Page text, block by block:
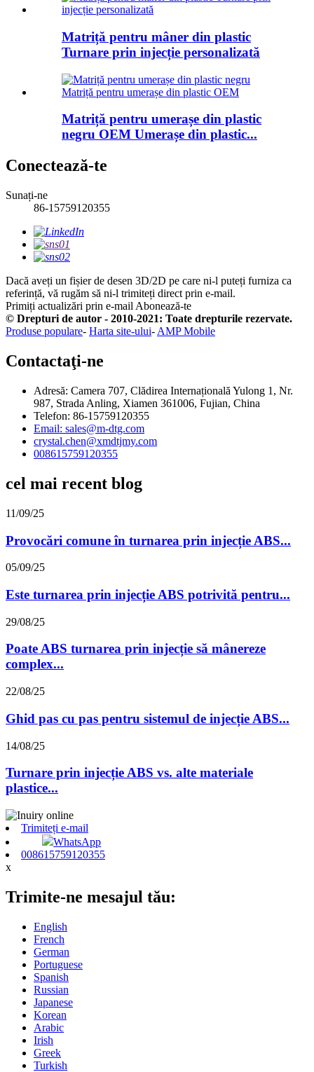
Matriță pentru mâner din plastic
Turnare prin injecție personalizată
Matriță pentru umerașe din plastic
negru OEM Umerașe din plastic...
Conectează-te
Sunați-ne
86-15759120355
Dacă aveți un fișier de desen 3D/2D pe care ni-l puteți furniza ca
referință, vă rugăm să ni-l trimiteți direct prin e-mail.
Primiți actualizări prin e-mail Abonează-te
© Drepturi de autor - 2010-2021: Toate drepturile rezervate.
Produse populare- Harta site-ului- AMP Mobile
Contactaţi-ne
Adresă: Camera 707, Clădirea Internațională Yulong 1, Nr.
987, Strada Anling, Xiamen 361006, Fujian, China
Telefon: 86-15759120355
Email: sales@m-dtg.com
crystal.chen@xmdtjmy.com
008615759120355
cel mai recent blog
11/09/25
Provocări comune în turnarea prin injecție ABS...
05/09/25
Este turnarea prin injecție ABS potrivită pentru...
29/08/25
Poate ABS turnarea prin injecție să mânereze
complex...
22/08/25
Ghid pas cu pas pentru sistemul de injecție ABS...
14/08/25
Turnare prin injecție ABS vs. alte materiale
plastice...
Trimiteți e-mail
WhatsApp
008615759120355
x
Trimite-ne mesajul tău:
English
French
German
Portuguese
Spanish
Russian
Japanese
Korean
Arabic
Irish
Greek
Turkish